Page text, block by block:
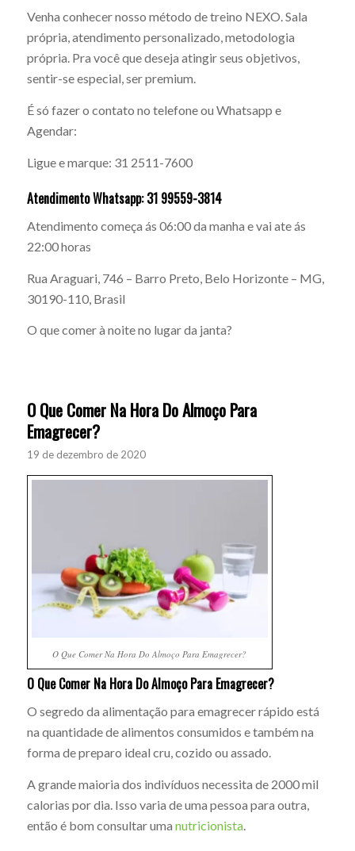
Venha conhecer nosso método de treino NEXO. Sala
própria, atendimento personalizado, metodologia
própria. Pra você que deseja atingir seus objetivos,
sentir-se especial, ser premium.
É só fazer o contato no telefone ou Whatsapp e
Agendar:
Ligue e marque: 31 2511-7600
Atendimento Whatsapp: 31 99559-3814
Atendimento começa ás 06:00 da manha e vai ate ás
22:00 horas
Rua Araguari, 746 – Barro Preto, Belo Horizonte – MG,
30190-110, Brasil
O que comer à noite no lugar da janta?
O Que Comer Na Hora Do Almoço Para
Emagrecer?
19 de dezembro de 2020
O Que Comer Na Hora Do Almoço Para Emagrecer?
O Que Comer Na Hora Do Almoço Para Emagrecer?
O segredo da alimentação para emagrecer rápido está
na quantidade de alimentos consumidos e também na
forma de preparo ideal cru, cozido ou assado.
A grande maioria dos indivíduos necessita de 2000 mil
calorias por dia. Isso varia de uma pessoa para outra,
então é bom consultar uma nutricionista.